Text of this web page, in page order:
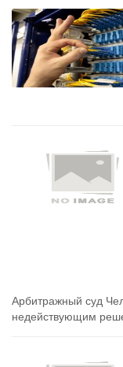
Арбитражный суд
недействующим